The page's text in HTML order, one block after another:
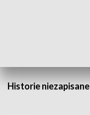
Historie niezapisane